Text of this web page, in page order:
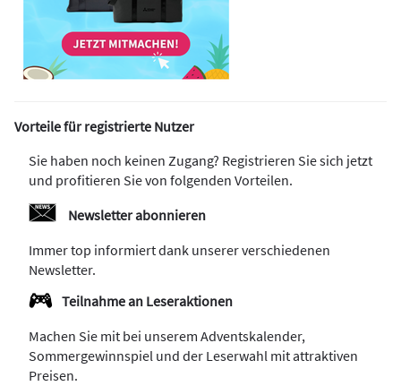
Vorteile für registrierte Nutzer
Sie haben noch keinen Zugang? Registrieren Sie sich jetzt
und profitieren Sie von folgenden Vorteilen.
Newsletter abonnieren
Immer top informiert dank unserer verschiedenen
Newsletter.
Teilnahme an Leseraktionen
Machen Sie mit bei unserem Adventskalender,
Sommergewinnspiel und der Leserwahl mit attraktiven
Preisen.